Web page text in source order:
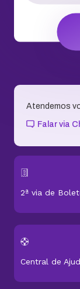
Atendemos
Falar via
2ª via de
Central de